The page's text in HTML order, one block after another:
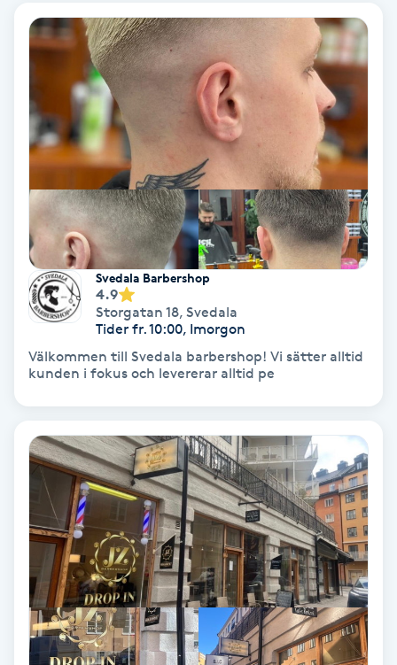
Sklerosering
Skoinlägg
Skägg
Skäggfärgning
Skäggklippning
Skäggtrimmning
Skönhet
Slingor
Sockring
Spa manikyr & pedikyr
Spa-manikyr
Spa-pedikyr
Svedala Barbershop
4.9
Storgatan 18, Svedala
Tider fr. 10:00, Imorgon
Välkommen till Svedala barbershop! Vi sätter alltid
kunden i fokus och levererar alltid pe